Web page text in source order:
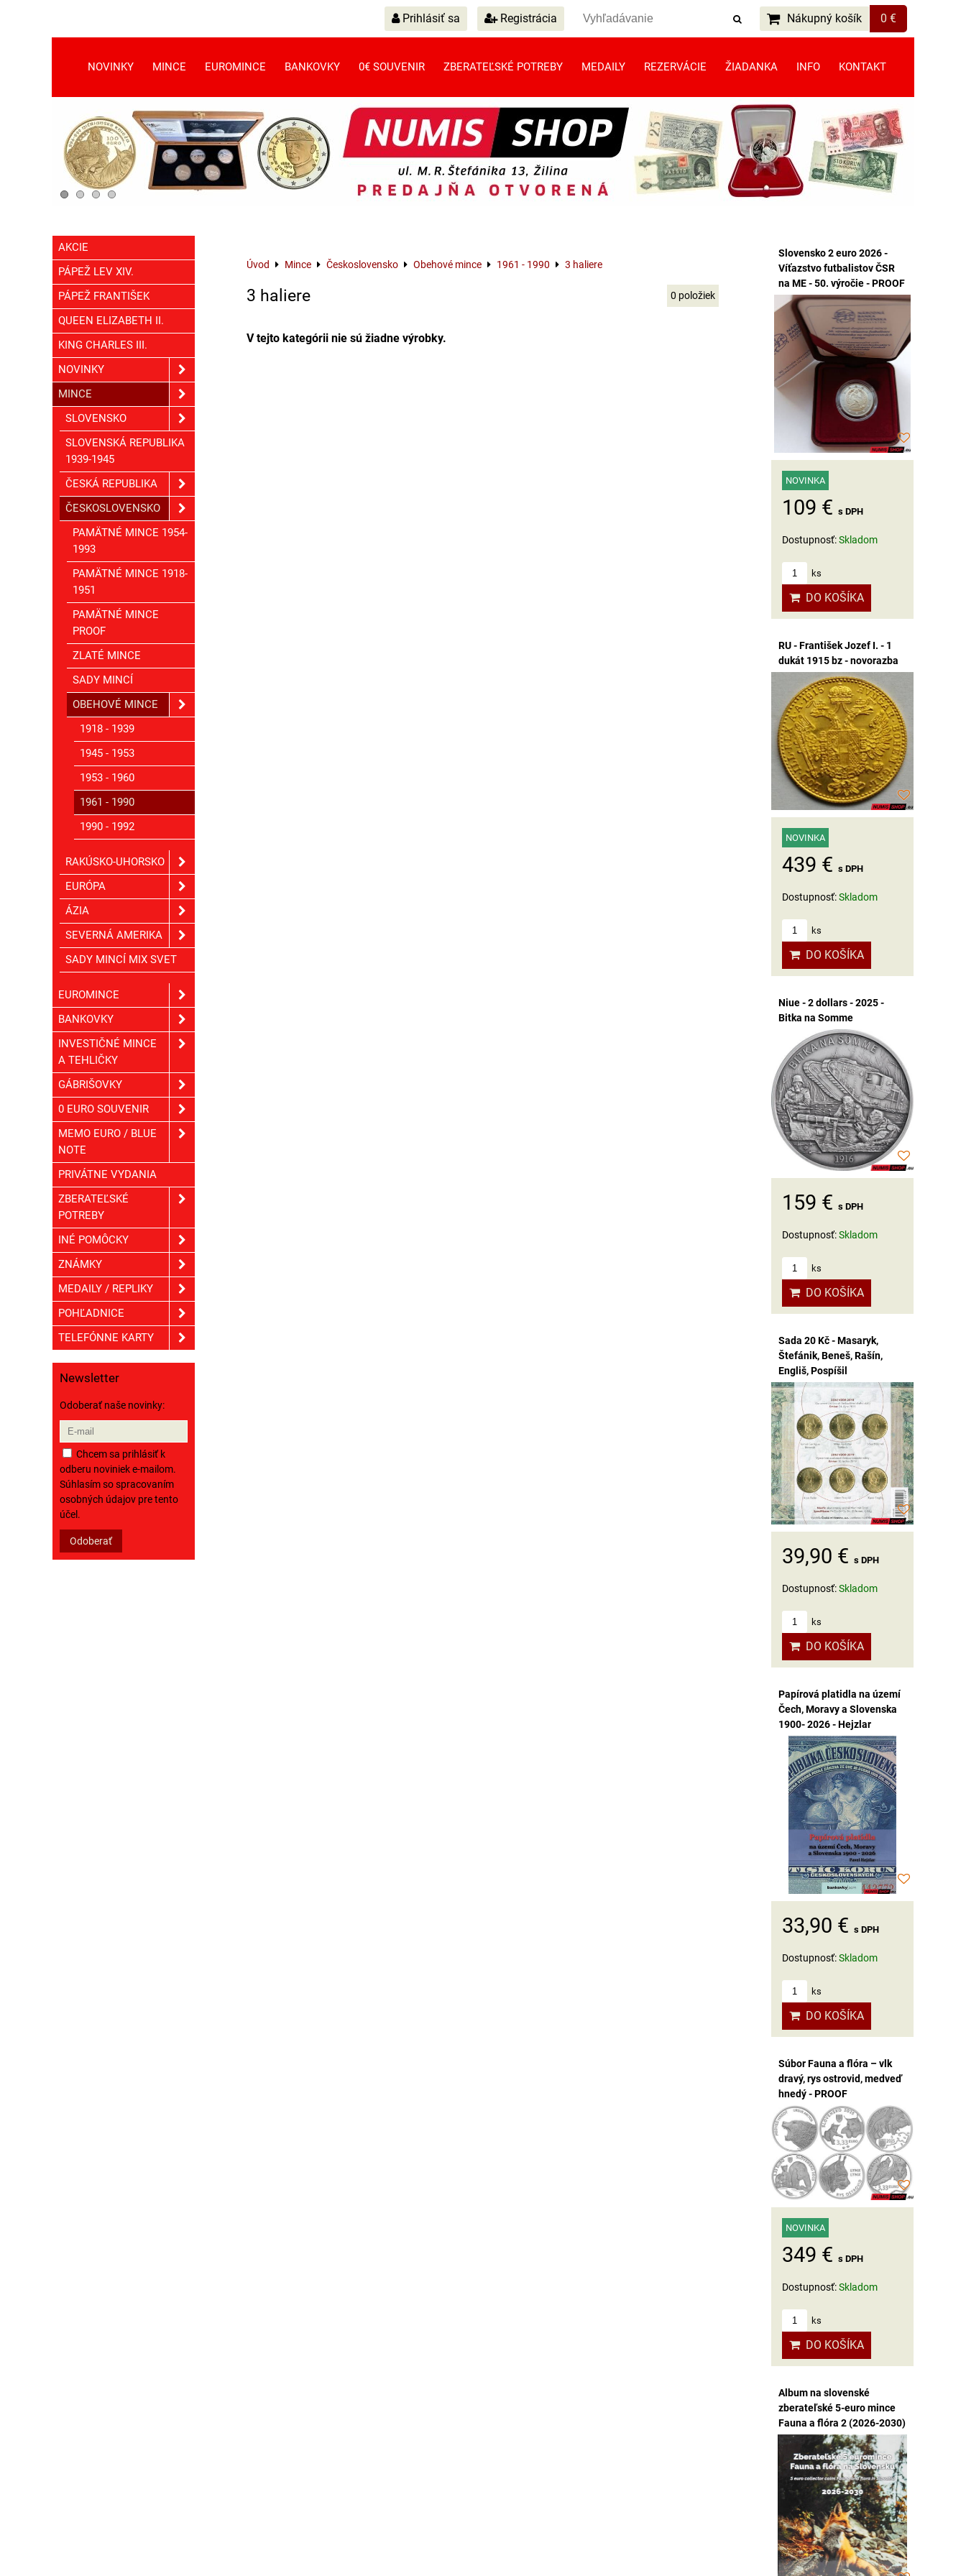
Prihlásiť sa Registrácia Nákupný košík 0 €
NOVINKY MINCE EUROMINCE BANKOVKY 0€ SOUVENIR ZBERATEĽSKÉ POTREBY MEDAILY REZERVÁCIE ŽIADANKA INFO KONTAKT
Úvod Mince Československo Obehové mince 1961 - 1990 3 haliere
3 haliere 0 položiek
AKCIE
PÁPEŽ LEV XIV.
PÁPEŽ FRANTIŠEK
QUEEN ELIZABETH II.
KING CHARLES III.
NOVINKY
MINCE
SLOVENSKO
SLOVENSKÁ REPUBLIKA
1939-1945
ČESKÁ REPUBLIKA
ČESKOSLOVENSKO
PAMÄTNÉ MINCE 1954-
1993
PAMÄTNÉ MINCE 1918-
1951
PAMÄTNÉ MINCE
PROOF
ZLATÉ MINCE
SADY MINCÍ
OBEHOVÉ MINCE
1918 - 1939
1945 - 1953
1953 - 1960
1961 - 1990
1990 - 1992
RAKÚSKO-UHORSKO
EURÓPA
ÁZIA
SEVERNÁ AMERIKA
SADY MINCÍ MIX SVET
EUROMINCE
BANKOVKY
INVESTIČNÉ MINCE
A TEHLIČKY
GÁBRIŠOVKY
0 EURO SOUVENIR
MEMO EURO / BLUE
NOTE
PRIVÁTNE VYDANIA
ZBERATEĽSKÉ
POTREBY
INÉ POMÔCKY
ZNÁMKY
MEDAILY / REPLIKY
POHĽADNICE
TELEFÓNNE KARTY
Newsletter
Odoberať naše novinky:
Chcem sa prihlásiť k
odberu noviniek e-mailom.
Súhlasím so spracovaním
osobných údajov pre tento
účel.
Odoberať
Slovensko 2 euro 2026 -
Víťazstvo futbalistov ČSR
na ME - 50. výročie - PROOF
NOVINKA
109 € s DPH
Dostupnosť:Skladom
ks
DO KOŠÍKA
RU - František Jozef I. - 1
dukát 1915 bz - novorazba
NOVINKA
439 € s DPH
Dostupnosť:Skladom
ks
DO KOŠÍKA
Niue - 2 dollars - 2025 -
Bitka na Somme
159 € s DPH
Dostupnosť:Skladom
ks
DO KOŠÍKA
Sada 20 Kč - Masaryk,
Štefánik, Beneš, Rašín,
Engliš, Pospíšil
39,90 € s DPH
Dostupnosť:Skladom
ks
DO KOŠÍKA
Papírová platidla na území
Čech, Moravy a Slovenska
1900- 2026 - Hejzlar
33,90 € s DPH
Dostupnosť:Skladom
ks
DO KOŠÍKA
Súbor Fauna a flóra – vlk
dravý, rys ostrovid, medveď
hnedý - PROOF
NOVINKA
349 € s DPH
Dostupnosť:Skladom
ks
DO KOŠÍKA
Album na slovenské
zberateľské 5-euro mince
Fauna a flóra 2 (2026-2030)